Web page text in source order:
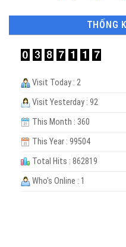
THỐNG
Visit Today : 2
Visit Yesterday : 92
This Month : 360
This Year : 99504
Total Hits : 862819
Who's Online : 1